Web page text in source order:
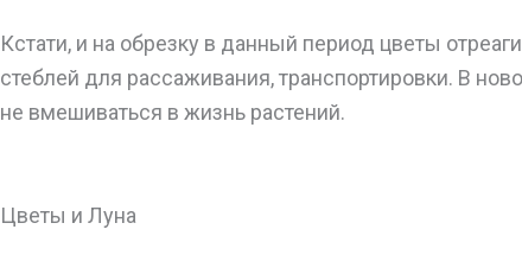
Кстати, и на обрезку в данный период цветы
стеблей для рассаживания, транспортировки. В
не вмешиваться в жизнь растений.
Цветы и Луна